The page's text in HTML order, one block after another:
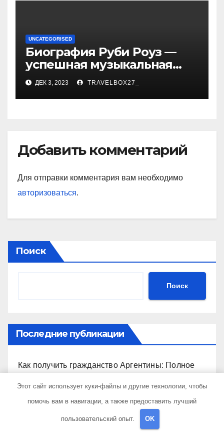
UNCATEGORISED
Биография Руби Роуз —
успешная музыкальная
карьера, личная жизнь и
знаковые достижения
ДЕК 3, 2023 TRAVELBOX27_
Добавить комментарий
Для отправки комментария вам необходимо
авторизоваться.
Поиск
Поиск
Последние публикации
Как получить гражданство Аргентины: Полное
Запись на визу в Посольство США: Пошаговое
Этот сайт использует куки-файлы и другие технологии, чтобы
помочь вам в навигации, а также предоставить лучший
пользовательский опыт. OK